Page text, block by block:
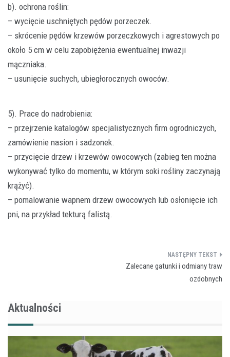
b). ochrona roślin:
– wycięcie uschniętych pędów porzeczek.
– skrócenie pędów krzewów porzeczkowych i agrestowych po
około 5 cm w celu zapobiężenia ewentualnej inwazji
mączniaka.
– usunięcie suchych, ubiegłorocznych owoców.
5). Prace do nadrobienia:
– przejrzenie katalogów specjalistycznych firm ogrodniczych,
zamówienie nasion i sadzonek.
– przycięcie drzew i krzewów owocowych (zabieg ten można
wykonywać tylko do momentu, w którym soki rośliny zaczynają
krążyć).
– pomalowanie wapnem drzew owocowych lub osłonięcie ich
pni, na przykład tekturą falistą.
Zalecane gatunki i odmiany traw
ozdobnych
Aktualności